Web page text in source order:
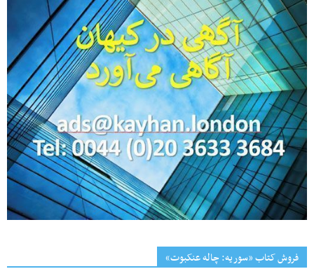
فروش کتاب «سوریه: چاله عنکبوت»